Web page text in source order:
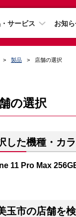
サービス お知
製品 店舗の選択
の選択
した機種・カ
11 Pro Max
玉市の店舗を